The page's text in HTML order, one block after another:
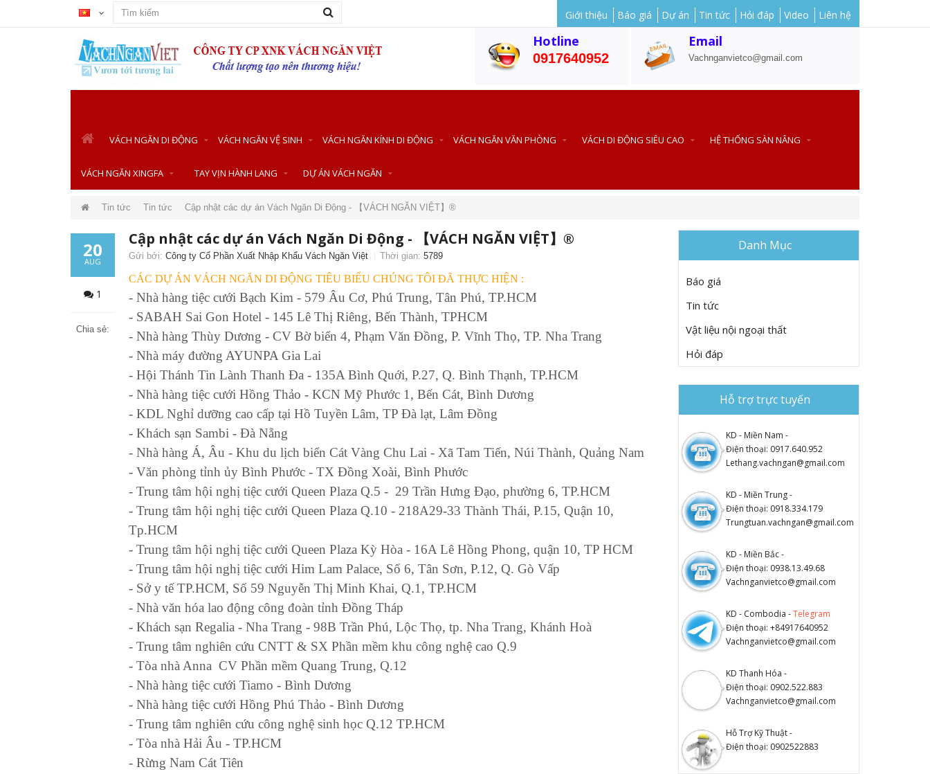
Giới thiệu Báo giá Dự án Tin tức Hỏi đáp Video Liên hệ
Hotline
0917640952
Email
Vachnganvietco@gmail.com
VÁCH NGĂN DI ĐỘNG VÁCH NGĂN VỆ SINH VÁCH NGĂN KÍNH DI ĐỘNG VÁCH NGĂN VĂN PHÒNG VÁCH DI ĐỘNG SIÊU CAO HỆ THỐNG SÀN NÂNG
VÁCH NGĂN XINGFA TAY VỊN HÀNH LANG DỰ ÁN VÁCH NGĂN
Tin tức Tin tức Cập nhật các dự án Vách Ngăn Di Động - 【VÁCH NGĂN VIỆT】®
20
AUG
1
Chia sẻ:
Cập nhật các dự án Vách Ngăn Di Động - 【VÁCH NGĂN VIỆT】®
Gửi bởi: Công ty Cổ Phần Xuất Nhập Khẩu Vách Ngăn Việt Thời gian: 5789
CÁC DỰ ÁN VÁCH NGĂN DI ĐỘNG TIÊU BIỂU CHÚNG TÔI ĐÃ THỰC HIỆN :
- Nhà hàng tiệc cưới Bạch Kim - 579 Âu Cơ, Phú Trung, Tân Phú, TP.HCM
- SABAH Sai Gon Hotel - 145 Lê Thị Riêng, Bến Thành, TPHCM
- Nhà hàng Thùy Dương - CV Bờ biển 4, Phạm Văn Đồng, P. Vĩnh Thọ, TP. Nha Trang
- Nhà máy đường AYUNPA Gia Lai
- Hội Thánh Tin Lành Thanh Đa - 135A Bình Quới, P.27, Q. Bình Thạnh, TP.HCM
- Nhà hàng tiệc cưới Hồng Thảo - KCN Mỹ Phước 1, Bến Cát, Bình Dương
- KDL Nghỉ dưỡng cao cấp tại Hồ Tuyền Lâm, TP Đà lạt, Lâm Đồng
- Khách sạn Sambi - Đà Nẵng
- Nhà hàng Á, Âu - Khu du lịch biển Cát Vàng Chu Lai - Xã Tam Tiến, Núi Thành, Quảng Nam
- Văn phòng tỉnh ủy Bình Phước - TX Đồng Xoài, Bình Phước
- Trung tâm hội nghị tiệc cưới Queen Plaza Q.5 - 29 Trần Hưng Đạo, phường 6, TP.HCM
- Trung tâm hội nghị tiệc cưới Queen Plaza Q.10 - 218A29-33 Thành Thái, P.15, Quận 10,
Tp.HCM
- Trung tâm hội nghị tiệc cưới Queen Plaza Kỳ Hòa - 16A Lê Hồng Phong, quận 10, TP HCM
- Trung tâm hội nghị tiệc cưới Him Lam Palace, Số 6, Tân Sơn, P.12, Q. Gò Vấp
- Sở y tế TP.HCM, Số 59 Nguyễn Thị Minh Khai, Q.1, TP.HCM
- Nhà văn hóa lao động công đoàn tỉnh Đồng Tháp
- Khách sạn Regalia - Nha Trang - 98B Trần Phú, Lộc Thọ, tp. Nha Trang, Khánh Hoà
- Trung tâm nghiên cứu CNTT & SX Phần mềm khu công nghệ cao Q.9
- Tòa nhà Anna CV Phần mềm Quang Trung, Q.12
- Nhà hàng tiệc cưới Tiamo - Bình Dương
- Nhà hàng tiệc cưới Hồng Phú Thảo - Bình Dương
- Trung tâm nghiên cứu công nghệ sinh học Q.12 TP.HCM
- Tòa nhà Hải Âu - TP.HCM
- Rừng Nam Cát Tiên
Danh Mục
Báo giá
Tin tức
Vật liệu nội ngoại thất
Hỏi đáp
Hỗ trợ trực tuyến
KD - Miền Nam -
Điện thoại: 0917.640.952
Lethang.vachngan@gmail.com
KD - Miền Trung -
Điện thoại: 0918.334.179
Trungtuan.vachngan@gmail.com
KD - Miền Bắc -
Điện thoại: 0938.13.49.68
Vachnganvietco@gmail.com
KD - Combodia -Telegram
Điện thoại: +84917640952
Vachnganvietco@gmail.com
KD Thanh Hóa -
Điện thoại: 0902.522.883
Vachnganvietco@gmail.com
Hỗ Trợ Kỹ Thuật -
Điện thoại: 0902522883